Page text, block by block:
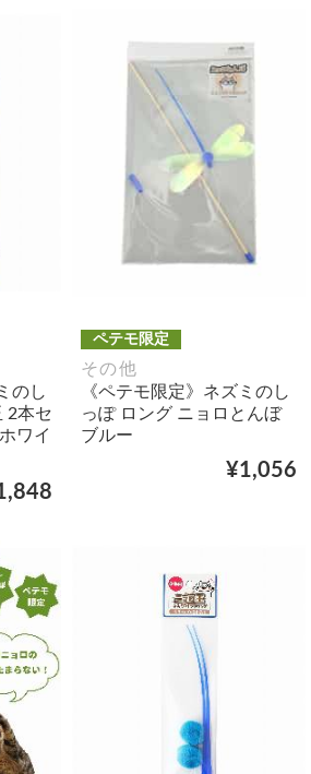
のし
2本セ
ワイ
ペテモ限定
その他
《ペテモ限定》ネズミのし
っぽ ロング ニョロとんぼ
ブルー
¥1,056